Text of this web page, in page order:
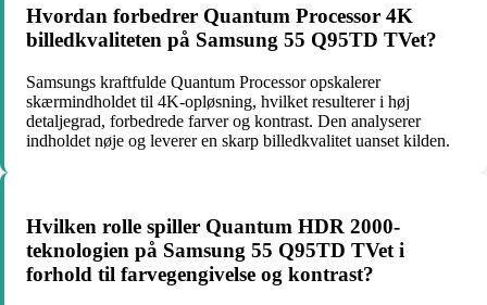
Hvordan forbedrer Quantum Processor 4K
billedkvaliteten på Samsung 55 Q95TD TVet?
Samsungs kraftfulde Quantum Processor opskalerer
skærmindholdet til 4K-opløsning, hvilket resulterer i høj
detaljegrad, forbedrede farver og kontrast. Den analyserer
indholdet nøje og leverer en skarp billedkvalitet uanset kilden.
Hvilken rolle spiller Quantum HDR 2000-
teknologien på Samsung 55 Q95TD TVet i
forhold til farvegengivelse og kontrast?